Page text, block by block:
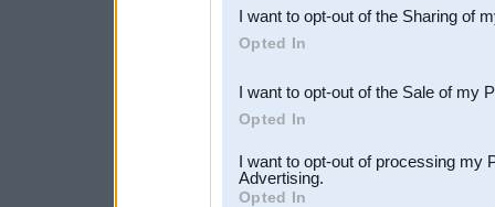
Downstream Participants
third parties.
I want to opt-out of the Sharing of
Opted In
I want to opt-out of the Sale of my
Opted In
I want to opt-out of processing my
Advertising.
Opted In